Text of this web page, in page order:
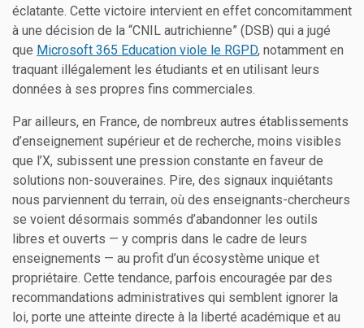
éclatante. Cette victoire intervient en effet concomitamment
à une décision de la “CNIL autrichienne” (DSB) qui a jugé
que Microsoft 365 Education viole le RGPD, notamment en
traquant illégalement les étudiants et en utilisant leurs
données à ses propres fins commerciales.
Par ailleurs, en France, de nombreux autres établissements
d’enseignement supérieur et de recherche, moins visibles
que l’X, subissent une pression constante en faveur de
solutions non-souveraines. Pire, des signaux inquiétants
nous parviennent du terrain, où des enseignants-chercheurs
se voient désormais sommés d’abandonner les outils
libres et ouverts — y compris dans le cadre de leurs
enseignements — au profit d’un écosystème unique et
propriétaire. Cette tendance, parfois encouragée par des
recommandations administratives qui semblent ignorer la
loi, porte une atteinte directe à la liberté académique et au